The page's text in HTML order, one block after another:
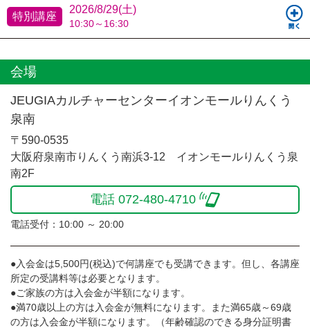
特別講座
2026/8/29(土)
10:30～16:30
会場
JEUGIAカルチャーセンターイオンモールりんくう
泉南
〒590-0535
大阪府泉南市りんくう南浜3-12 イオンモールりんくう泉
南2F
電話 072-480-4710
電話受付：10:00 ～ 20:00
●入会金は5,500円(税込)で何講座でも受講できます。但し、各講座
所定の受講料等は必要となります。
●ご家族の方は入会金が半額になります。
●満70歳以上の方は入会金が無料になります。また満65歳～69歳
の方は入会金が半額になります。（年齢確認のできる身分証明書